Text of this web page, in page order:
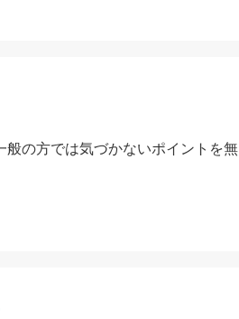
の方では気づかないポイントを無